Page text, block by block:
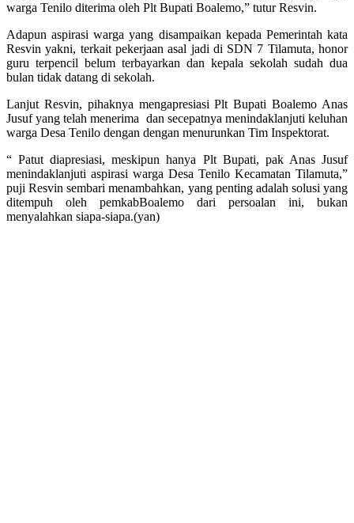
warga Tenilo diterima oleh Plt Bupati Boalemo,” tutur Resvin.
Adapun aspirasi warga yang disampaikan kepada Pemerintah kata
Resvin yakni, terkait pekerjaan asal jadi di SDN 7 Tilamuta, honor
guru terpencil belum terbayarkan dan kepala sekolah sudah dua
bulan tidak datang di sekolah.
Lanjut Resvin, pihaknya mengapresiasi Plt Bupati Boalemo Anas
Jusuf yang telah menerima dan secepatnya menindaklanjuti keluhan
warga Desa Tenilo dengan dengan menurunkan Tim Inspektorat.
“ Patut diapresiasi, meskipun hanya Plt Bupati, pak Anas Jusuf
menindaklanjuti aspirasi warga Desa Tenilo Kecamatan Tilamuta,”
puji Resvin sembari menambahkan, yang penting adalah solusi yang
ditempuh oleh pemkabBoalemo dari persoalan ini, bukan
menyalahkan siapa-siapa.(yan)